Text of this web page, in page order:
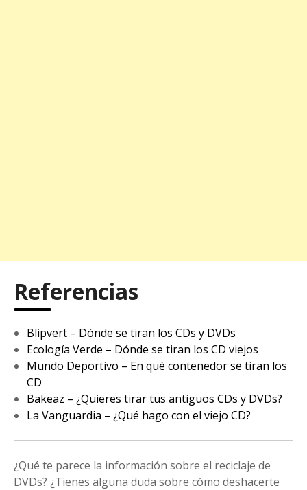
Referencias
Blipvert – Dónde se tiran los CDs y DVDs
Ecología Verde – Dónde se tiran los CD viejos
Mundo Deportivo – En qué contenedor se tiran los
CD
Bakeaz – ¿Quieres tirar tus antiguos CDs y DVDs?
La Vanguardia – ¿Qué hago con el viejo CD?
¿Qué te parece la información sobre el reciclaje de
DVDs? ¿Tienes alguna duda sobre cómo deshacerte